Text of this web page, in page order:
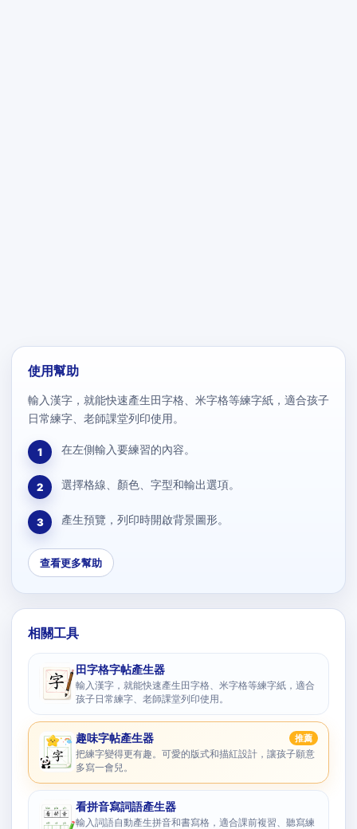
使用幫助
輸入漢字，就能快速產生田字格、米字格等練字紙，適合孩子
日常練字、老師課堂列印使用。
1 在左側輸入要練習的內容。
2 選擇格線、顏色、字型和輸出選項。
3 產生預覽，列印時開啟背景圖形。
查看更多幫助
相關工具
田字格字帖產生器
輸入漢字，就能快速產生田字格、米字格等練字紙，適合
孩子日常練字、老師課堂列印使用。
趣味字帖產生器 推薦
把練字變得更有趣。可愛的版式和描紅設計，讓孩子願意
多寫一會兒。
看拼音寫詞語產生器
輸入詞語自動產生拼音和書寫格，適合課前複習、聽寫練